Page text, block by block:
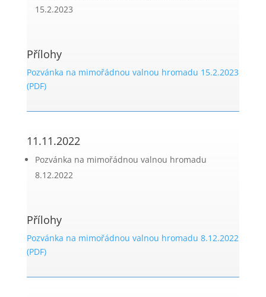
15.2.2023
Přílohy
Pozvánka na mimořádnou valnou hromadu 15.2.2023
(PDF)
11.11.2022
Pozvánka na mimořádnou valnou hromadu
8.12.2022
Přílohy
Pozvánka na mimořádnou valnou hromadu 8.12.2022
(PDF)